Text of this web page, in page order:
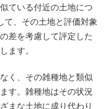
ている付近の土地につ
て、その土地と評価対象
差を考慮して評定した
ます。
く、その雑種地と類似
す。雑種地はその状況
まな土地に成り代わり